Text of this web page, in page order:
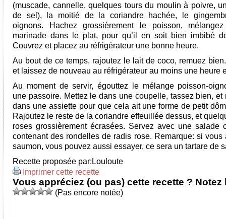
(muscade, cannelle, quelques tours du moulin à poivre,
de sel), la moitié de la coriandre hachée, le
oignons. Hachez grossièrement le poisson,
marinade dans le plat, pour qu’il en soit bien imbibé
Couvrez et placez au réfrigérateur une bonne heure.
Au bout de ce temps, rajoutez le lait de coco, remuez
et laissez de nouveau au réfrigérateur au moins une heure
Au moment de servir, égouttez le mélange poisson-
une passoire. Mettez le dans une coupelle, tassez bien, et
dans une assiette pour que cela ait une forme de petit
Rajoutez le reste de la coriandre effeuillée dessus, et
roses grossièrement écrasées. Servez avec une salade
contenant des rondelles de radis rose. Remarque: si vous
saumon, vous pouvez aussi essayer, ce sera un tartare de
Recette proposée par: Louloute
Imprimer cette recette
Vous appréciez (ou pas) cette recette ? Notez
(Pas encore notée)